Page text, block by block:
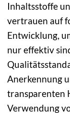
Inhaltsstoffe
vertrauen auf
Entwicklung,
nur effektiv
Anerkennung
transparenten
Verwendung